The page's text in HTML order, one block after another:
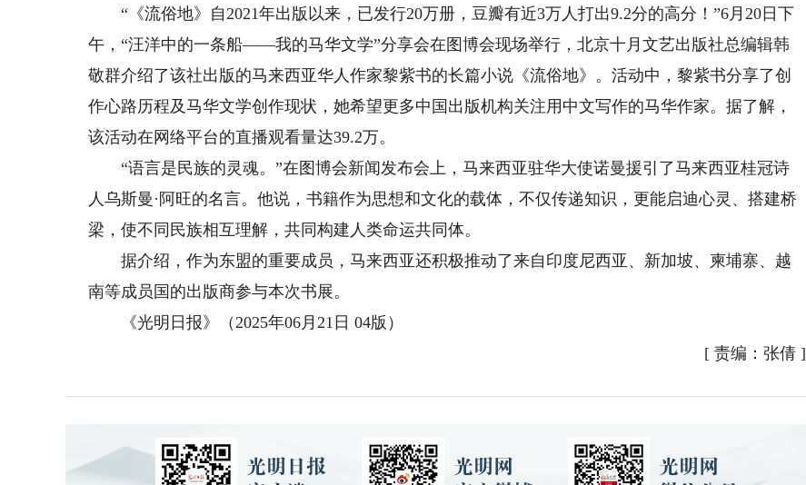
“《流俗地》自2021年出版以来，已发行20万册，豆瓣有近3万人打出9.2分的高分！”6月20日下
午，“汪洋中的一条船——我的马华文学”分享会在图博会现场举行，北京十月文艺出版社总编辑韩
敬群介绍了该社出版的马来西亚华人作家黎紫书的长篇小说《流俗地》。活动中，黎紫书分享了创
作心路历程及马华文学创作现状，她希望更多中国出版机构关注用中文写作的马华作家。据了解，
该活动在网络平台的直播观看量达39.2万。
“语言是民族的灵魂。”在图博会新闻发布会上，马来西亚驻华大使诺曼援引了马来西亚桂冠诗
人乌斯曼·阿旺的名言。他说，书籍作为思想和文化的载体，不仅传递知识，更能启迪心灵、搭建桥
梁，使不同民族相互理解，共同构建人类命运共同体。
据介绍，作为东盟的重要成员，马来西亚还积极推动了来自印度尼西亚、新加坡、柬埔寨、越
南等成员国的出版商参与本次书展。
《光明日报》（2025年06月21日 04版）
[ 责编：张倩]